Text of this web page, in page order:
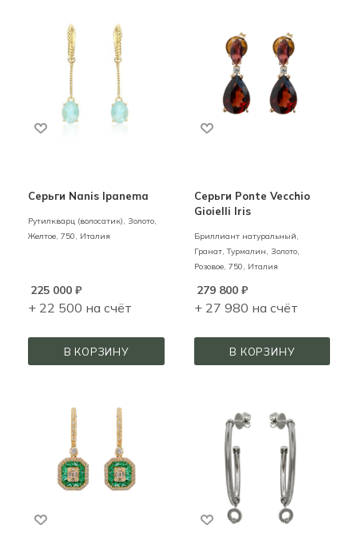
Серьги Nanis Ipanema
Рутилкварц (волосатик), Золото,
Желтое, 750, Италия
225 000 ₽
+ 22 500 на счёт
В КОРЗИНУ
Серьги Ponte Vecchio
Gioielli Iris
Бриллиант натуральный,
Гранат, Турмалин, Золото,
Розовое, 750, Италия
279 800₽
+ 27 980 на счёт
В КОРЗИНУ